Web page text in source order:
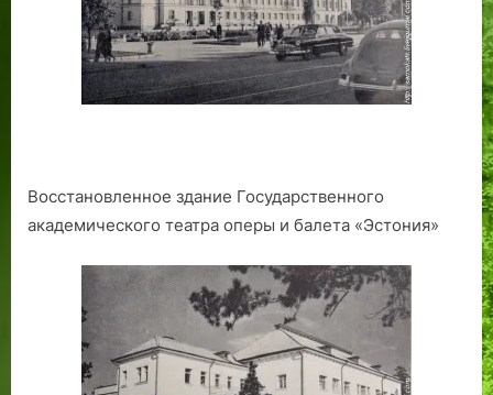
Восстановленное здание Государственного
академического театра оперы и балета «Эстония»